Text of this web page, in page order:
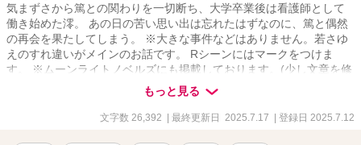
気まずさから篤との関わりを一切断ち、大学卒業後は看護師として
働き始めた澪。 あの日の苦い思い出は忘れたはずなのに、篤と偶然
の再会を果たしてしまう。 ※大きな事件などはありません。若さゆ
えのすれ違いがメインのお話です。 Rシーンにはマークをつけま
す。 ※ムーンライトノベルズにも掲載しております。(少し文章を修
正したものをこちらに載せてます) ※2〜3万字程度のお話ですので、
サラッと読んでいただけたらなと思います！
もっと見る
文字数 26,392 | 最終更新日 2025.7.17 | 登録日 2025.7.12